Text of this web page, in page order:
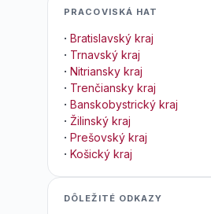
PRACOVISKÁ HAT
· Bratislavský kraj
· Trnavský kraj
· Nitriansky kraj
· Trenčiansky kraj
· Banskobystrický kraj
· Žilinský kraj
· Prešovský kraj
· Košický kraj
DÔLEŽITÉ ODKAZY